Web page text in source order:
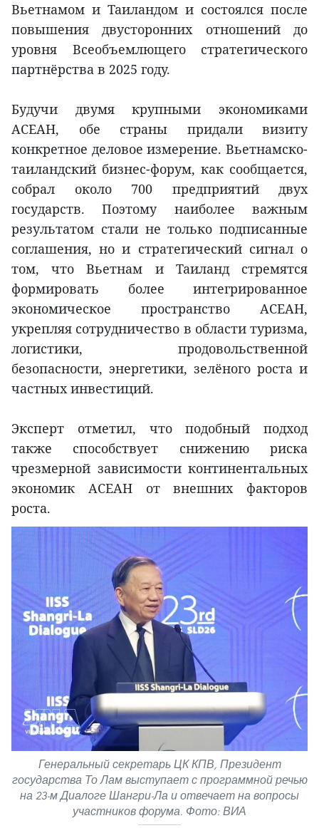
Вьетнамом и Таиландом и состоялся после
повышения двусторонних отношений до
уровня Всеобъемлющего стратегического
партнёрства в 2025 году.
Будучи двумя крупными экономиками
АСЕАН, обе страны придали визиту
конкретное деловое измерение. Вьетнамско-
таиландский бизнес-форум, как сообщается,
собрал около 700 предприятий двух
государств. Поэтому наиболее важным
результатом стали не только подписанные
соглашения, но и стратегический сигнал о
том, что Вьетнам и Таиланд стремятся
формировать более интегрированное
экономическое пространство АСЕАН,
укрепляя сотрудничество в области туризма,
логистики, продовольственной
безопасности, энергетики, зелёного роста и
частных инвестиций.
Эксперт отметил, что подобный подход
также способствует снижению риска
чрезмерной зависимости континентальных
экономик АСЕАН от внешних факторов
роста.
Генеральный секретарь ЦК КПВ, Президент
государства То Лам выступает с программной речью
на 23-м Диалоге Шангри-Ла и отвечает на вопросы
участников форума. Фото: ВИА